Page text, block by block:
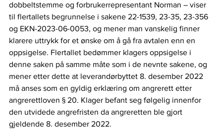
dobbeltstemme og forbrukerrepresentant Norman – viser
til flertallets begrunnelse i sakene 22-1539, 23-35, 23-356
og EKN-2023-06-0053, og mener man vanskelig finner
klarere uttrykk for et ønske om å gå fra avtalen enn en
oppsigelse. Flertallet bedømmer klagers oppsigelse i
denne saken på samme måte som i de nevnte sakene, og
mener etter dette at leverandørbyttet 8. desember 2022
må anses som en gyldig erklæring om angrerett etter
angrerettloven § 20. Klager befant seg følgelig innenfor
den utvidede angrefristen da angreretten ble gjort
gjeldende 8. desember 2022.